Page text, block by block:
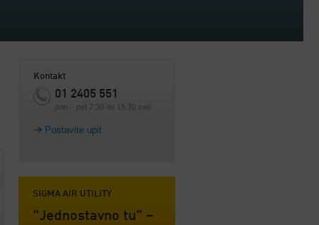
Kontakt
01 2405 551
pon – pet 7:30 do 15:30 sati
Postavite upit
SIGMA AIR UTILITY
"Jednostavno tu" –